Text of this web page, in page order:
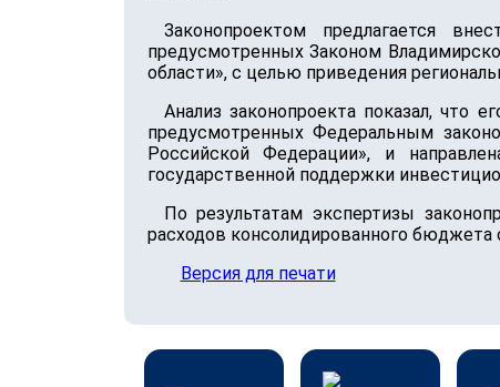
Законопроектом предлагается
предусмотренных Законом
области», с целью приведения
Анализ законопроекта показал, что
предусмотренных Федеральным
Российской Федерации», и
государственной поддержки
По результатам экспертизы
расходов консолидированного бюджета
Версия для печати